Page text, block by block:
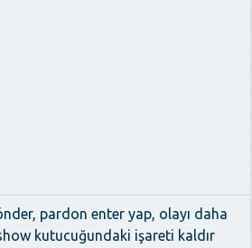
pardon enter yap, olayı daha
kutucuğundaki işareti kaldır